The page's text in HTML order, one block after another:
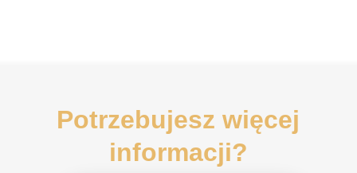
Potrzebujesz więcej
informacji?